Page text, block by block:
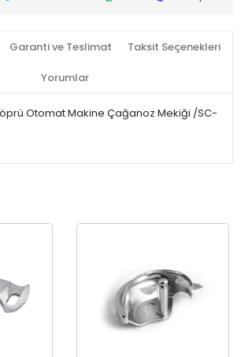
Garanti ve Teslimat Taksit Seçenekleri
Yorumlar
Otomat Makine Çağanoz Mekiği /SC-